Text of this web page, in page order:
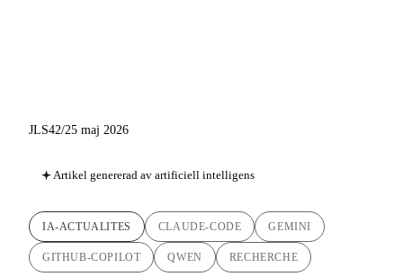
JLS42/25 maj 2026
Artikel genererad av artificiell intelligens
IA-ACTUALITES CLAUDE-CODE GEMINI
GITHUB-COPILOT QWEN RECHERCHE